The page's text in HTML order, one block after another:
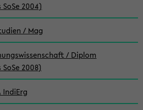
2004)
/ Mag
/ Diplom
2008)
IndiErg